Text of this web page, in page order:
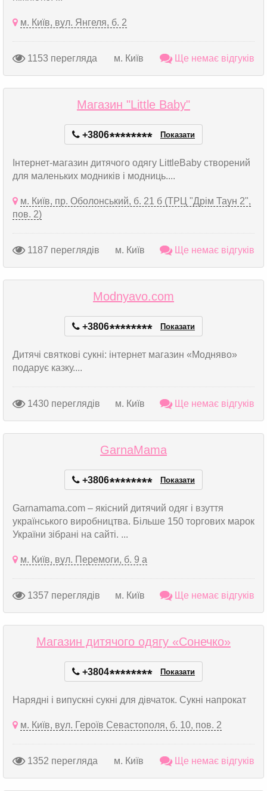
м. Київ, вул. Янгеля, б. 2
1153 перегляда м. Київ Ще немає відгуків
Магазин "Little Baby"
+3806******** Показати
Інтернет-магазин дитячого одягу LittleBaby створений
для маленьких модників і модниць....
м. Київ, пр. Оболонський, б. 21 б (ТРЦ "Дрім Таун 2",
пов. 2)
1187 переглядів м. Київ Ще немає відгуків
Modnyavo.com
+3806******** Показати
Дитячі святкові сукні: інтернет магазин «Модняво»
подарує казку....
1430 переглядів м. Київ Ще немає відгуків
GarnaMama
+3806******** Показати
Garnamama.com – якісний дитячий одяг і взуття
українського виробництва. Більше 150 торгових марок
України зібрані на сайті. ...
м. Київ, вул. Перемоги, б. 9 а
1357 переглядів м. Київ Ще немає відгуків
Магазин дитячого одягу «Сонечко»
+3804******** Показати
Нарядні і випускні сукні для дівчаток. Сукні напрокат
м. Київ, вул. Героїв Севастополя, б. 10, пов. 2
1352 перегляда м. Київ Ще немає відгуків